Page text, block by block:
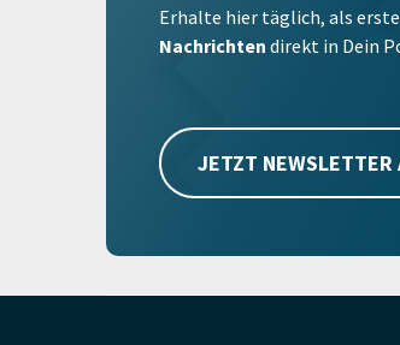
Erhalte hier täglich, als
Nachrichten direkt in Dein
JETZT NEWSLETTER